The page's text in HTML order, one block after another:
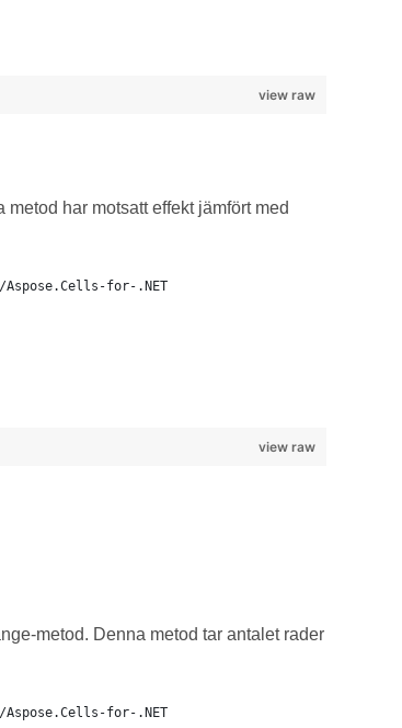
view raw
har motsatt effekt jämfört med
for-.NET
view raw
metod. Denna metod tar antalet rader
for-.NET